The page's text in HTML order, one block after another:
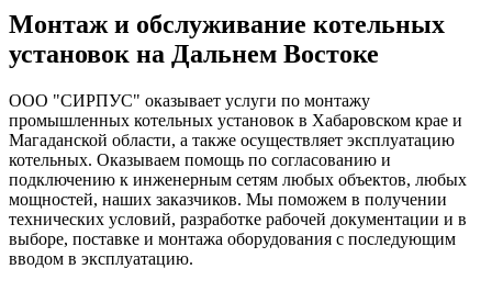
Монтаж и обслуживание котельных
установок на Дальнем Востоке
ООО "СИРПУС" оказывает услуги по монтажу
промышленных котельных установок в Хабаровском крае и
Магаданской области, а также осуществляет эксплуатацию
котельных. Оказываем помощь по согласованию и
подключению к инженерным сетям любых объектов, любых
мощностей, наших заказчиков. Мы поможем в получении
технических условий, разработке рабочей документации и в
выборе, поставке и монтажа оборудования с последующим
вводом в эксплуатацию.